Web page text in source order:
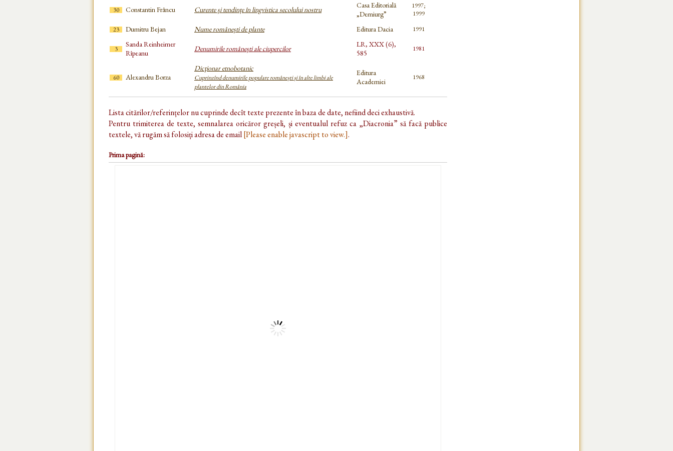
30 Constantin Frâncu Curente și tendințe în lingvistica secolului nostru
Casa Editorială
„Demiurg”
1997;
1999
23
Dumitru Bejan Nume românești de plante Editura Dacia 1991
3
Sanda Reinheimer
Rîpeanu
Denumirile românești ale ciupercilor
LR, XXX (6),
585
1981
60 Alexandru Borza
Dicţionar etnobotanic
Cuprinzînd denumirile populare românești și în alte limbi ale
plantelor din România
Editura
Academiei
1968
Lista citărilor/referințelor nu cuprinde decît texte prezente în baza de date, nefiind deci exhaustivă.
Pentru trimiterea de texte, semnalarea oricăror greșeli, și eventualul refuz ca „Diacronia” să facă publice
textele, vă rugăm să folosiți adresa de email[Please enable javascript to view.].
Prima pagină: